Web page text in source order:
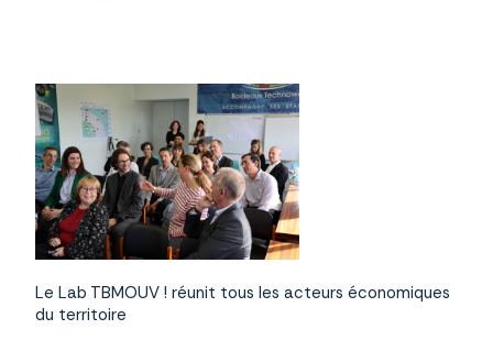
Le Lab TBMOUV ! réunit tous les acteurs économiques
du territoire